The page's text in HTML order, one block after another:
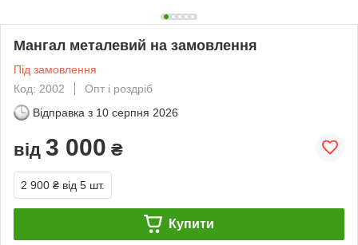
Мангал металевий на замовлення
Під замовлення
Код: 2002
Опт і роздріб
Відправка з 10 серпня 2026
від 3 000 ₴
2 900 ₴ від 5 шт.
Купити